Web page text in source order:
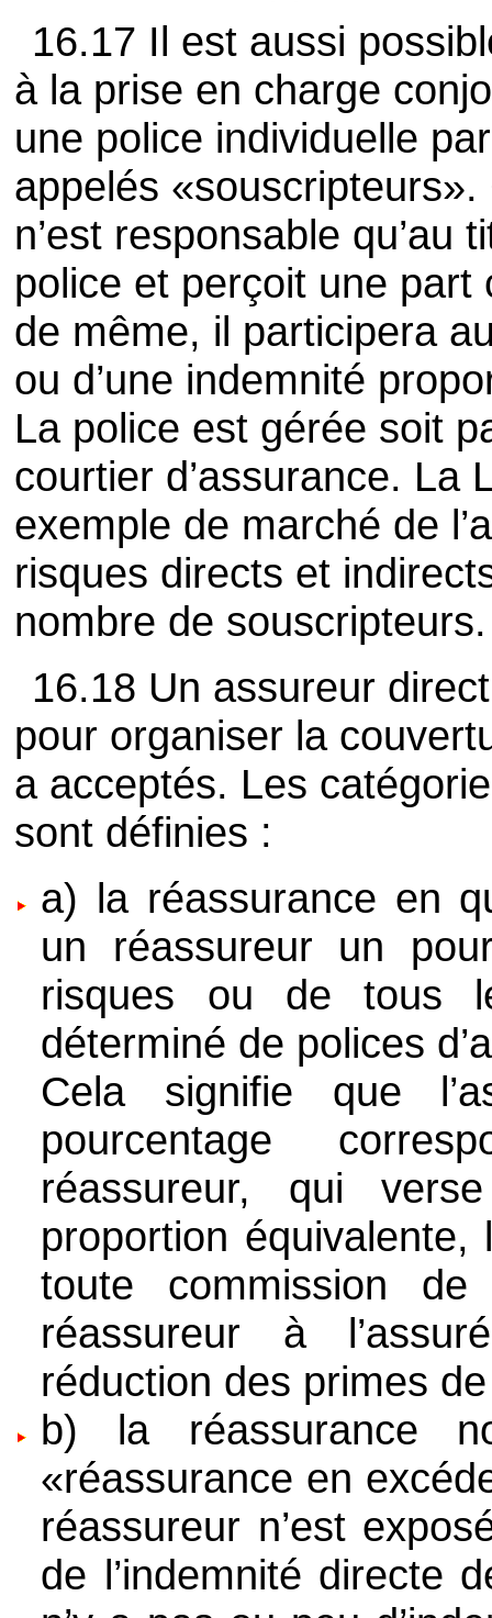
16.17 Il est aussi
à la prise en charge
une police individuelle
appelés
n’est responsable qu’au
police et perçoit une
de même, il participera
ou d’une indemnité
La police est gérée soit
courtier d’assurance. La
exemple de marché de
risques directs et
nombre de souscripteurs.
16.18 Un assureur
pour organiser la
a acceptés. Les
sont définies :
a) la réassurance en
un réassureur un
risques ou de tous
déterminé de polices
Cela signifie que
pourcentage
réassureur, qui
proportion
toute commission
réassureur à
réduction des primes
b) la réassurance
«réassurance en
réassureur n’est
de l’indemnité directe